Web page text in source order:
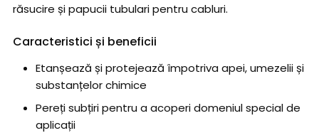
răsucire și papucii tubulari pentru cabluri.
Caracteristici și beneficii
Etanșează și protejează împotriva apei, umezelii și
substanțelor chimice
Pereți subțiri pentru a acoperi domeniul special de
aplicații